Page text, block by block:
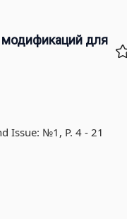
модификаций для
Issue: №1, P. 4 - 21